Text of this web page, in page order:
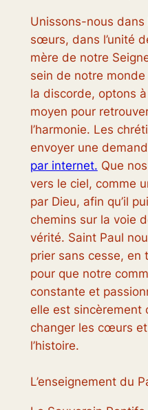
Unissons-nous
sœurs, dans l’unité
mère de notre
sein de notre
la discorde, optons
moyen pour
l’harmonie. Les
envoyer une
par internet. Que
vers le ciel, comme
par Dieu, afin qu’il
chemins sur la voie
vérité. Saint Paul
prier sans cesse, en
pour que notre
constante et
elle est sincèrement
changer les cœurs
l’histoire.
L’enseignement du